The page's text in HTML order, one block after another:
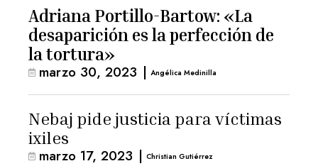
Adriana Portillo-Bartow: «La
desaparición es la perfección de
la tortura»
marzo 30, 2023 | Angélica Medinilla
Nebaj pide justicia para víctimas
ixiles
marzo 17, 2023 | Christian Gutiérrez